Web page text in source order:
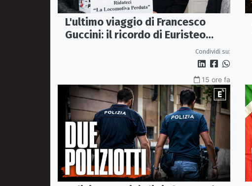
L'ultimo viaggio di Francesco
Guccini: il ricordo di Euristeo
Condividi su:
15 ore fa